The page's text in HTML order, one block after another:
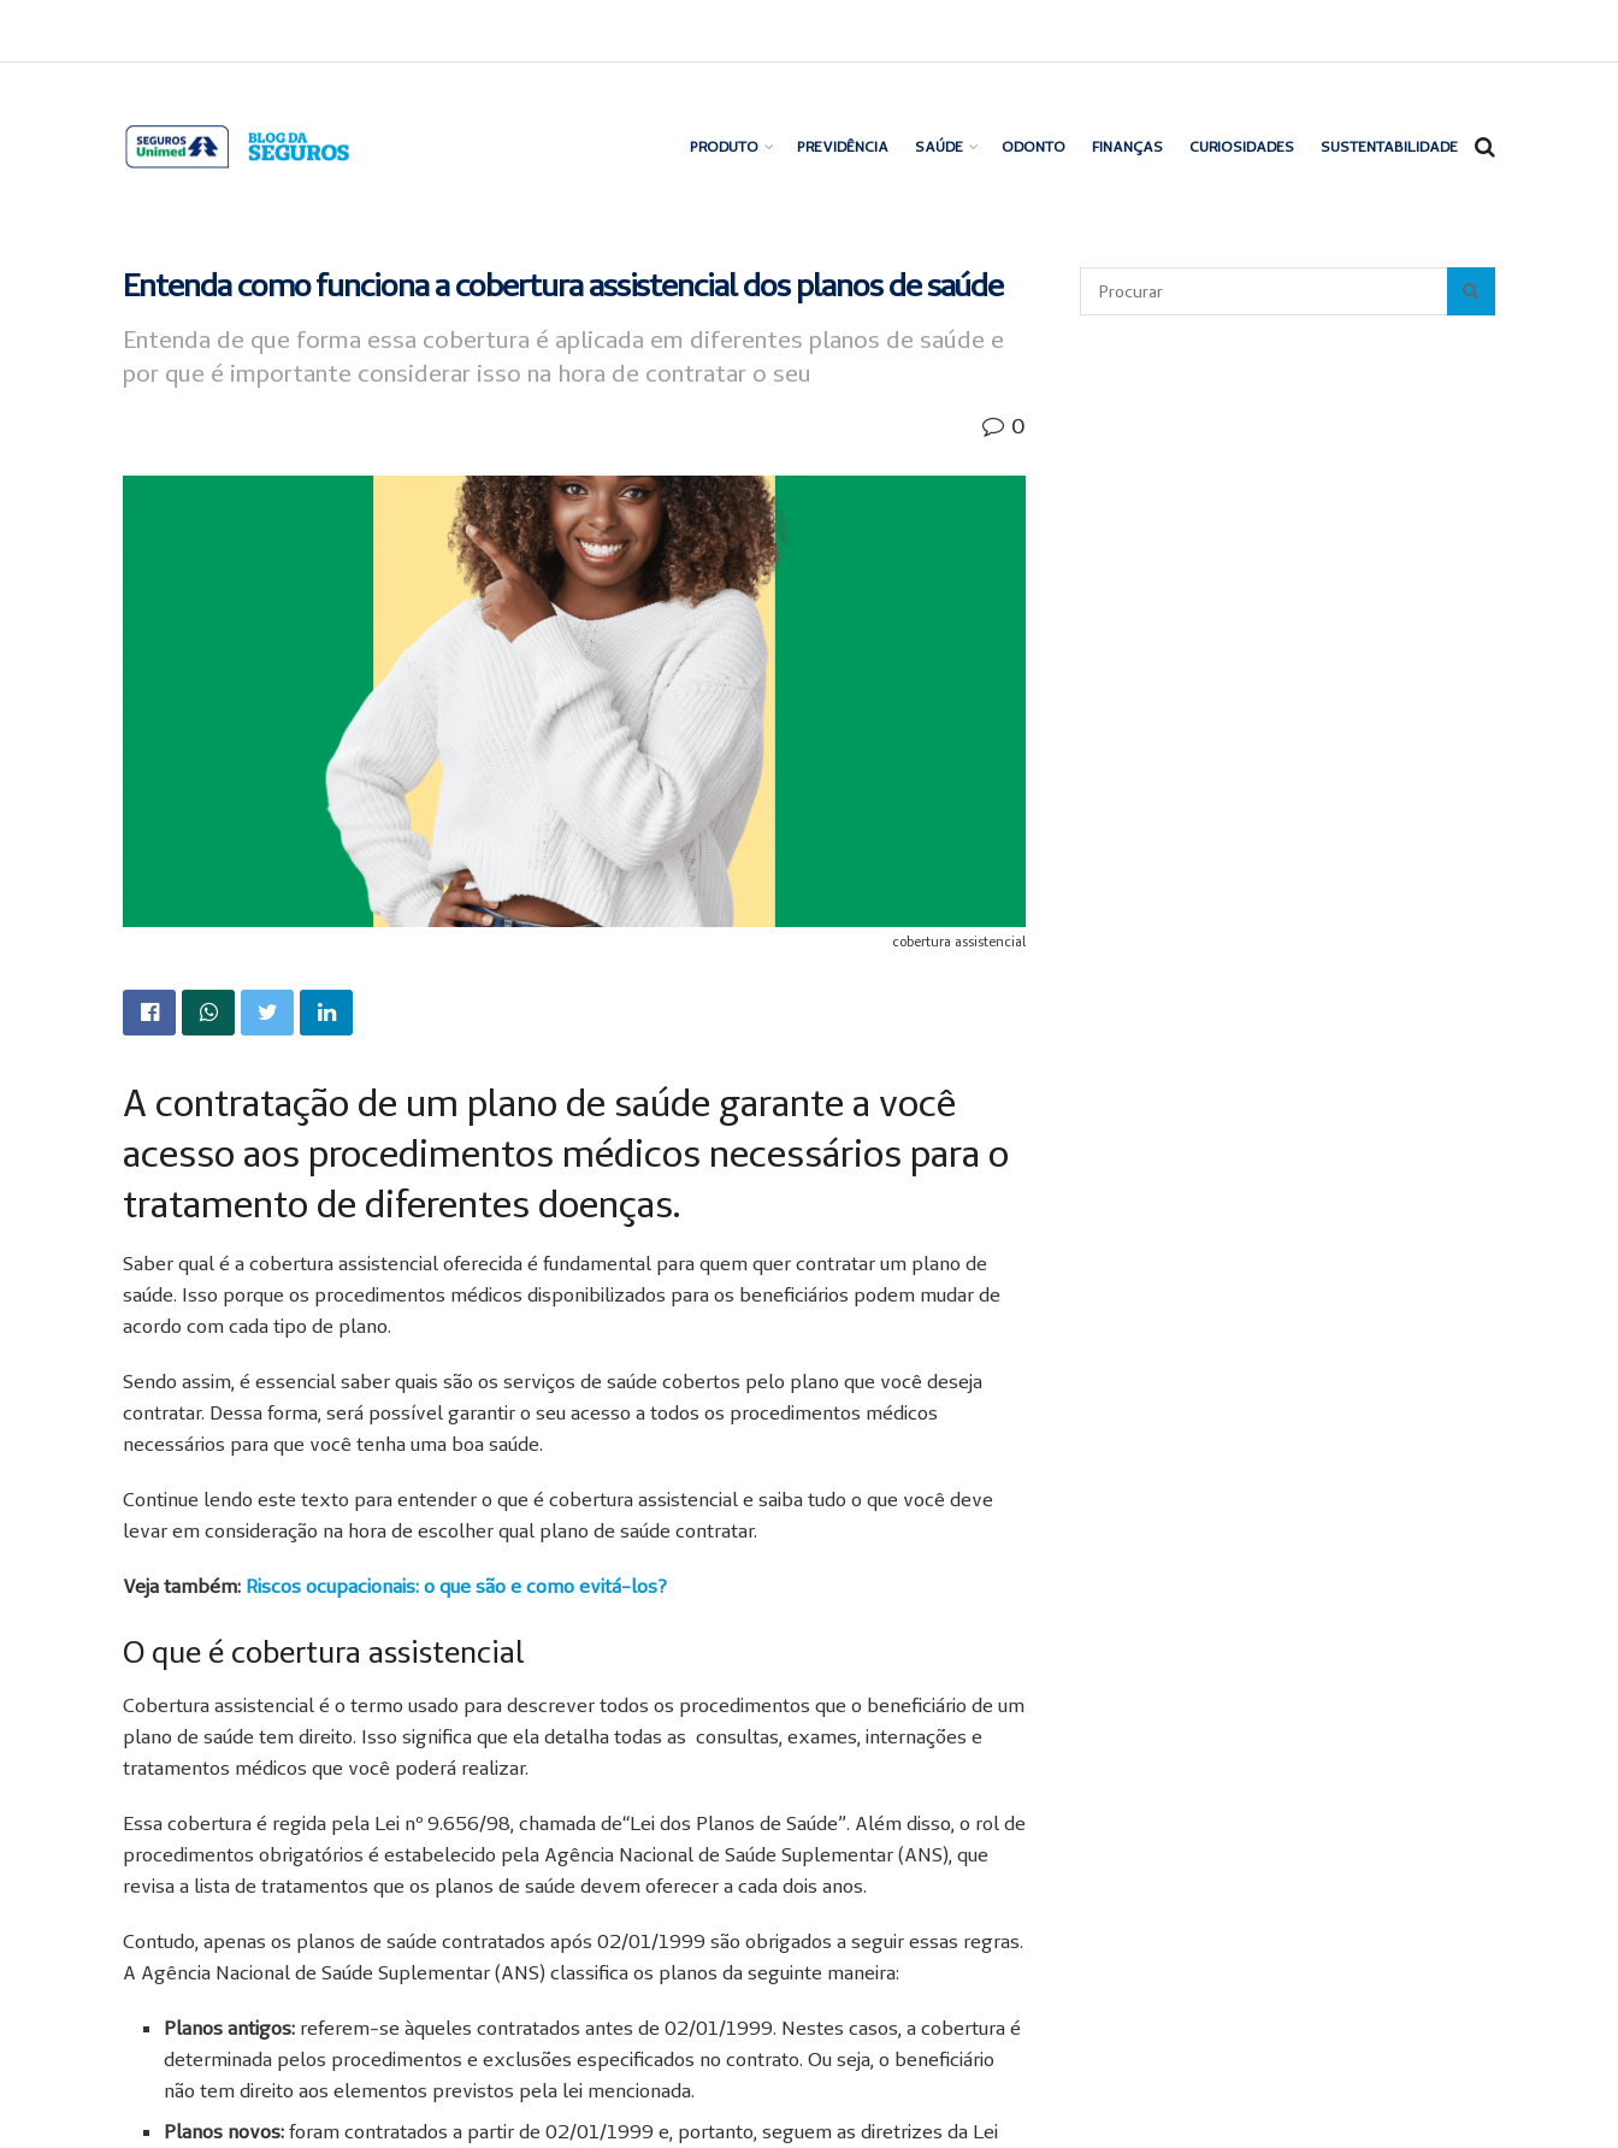
PRODUTO PREVIDÊNCIA SAÚDE ODONTO FINANÇAS CURIOSIDADES SUSTENTABILIDADE
Entenda como funciona a cobertura assistencial dos planos de saúde
Entenda de que forma essa cobertura é aplicada em diferentes planos de saúde e
por que é importante considerar isso na hora de contratar o seu
0
cobertura assistencial
A contratação de um plano de saúde garante a você
acesso aos procedimentos médicos necessários para o
tratamento de diferentes doenças.
Saber qual é a cobertura assistencial oferecida é fundamental para quem quer contratar um plano de
saúde. Isso porque os procedimentos médicos disponibilizados para os beneficiários podem mudar de
acordo com cada tipo de plano.
Sendo assim, é essencial saber quais são os serviços de saúde cobertos pelo plano que você deseja
contratar. Dessa forma, será possível garantir o seu acesso a todos os procedimentos médicos
necessários para que você tenha uma boa saúde.
Continue lendo este texto para entender o que é cobertura assistencial e saiba tudo o que você deve
levar em consideração na hora de escolher qual plano de saúde contratar.
Veja também: Riscos ocupacionais: o que são e como evitá-los?
O que é cobertura assistencial
Cobertura assistencial é o termo usado para descrever todos os procedimentos que o beneficiário de um
plano de saúde tem direito. Isso significa que ela detalha todas as consultas, exames, internações e
tratamentos médicos que você poderá realizar.
Essa cobertura é regida pela Lei nº 9.656/98, chamada de“Lei dos Planos de Saúde”. Além disso, o rol de
procedimentos obrigatórios é estabelecido pela Agência Nacional de Saúde Suplementar (ANS), que
revisa a lista de tratamentos que os planos de saúde devem oferecer a cada dois anos.
Contudo, apenas os planos de saúde contratados após 02/01/1999 são obrigados a seguir essas regras.
A Agência Nacional de Saúde Suplementar (ANS) classifica os planos da seguinte maneira:
Planos antigos: referem-se àqueles contratados antes de 02/01/1999. Nestes casos, a cobertura é
determinada pelos procedimentos e exclusões especificados no contrato. Ou seja, o beneficiário
não tem direito aos elementos previstos pela lei mencionada.
Planos novos:foram contratados a partir de 02/01/1999 e, portanto, seguem as diretrizes da Lei